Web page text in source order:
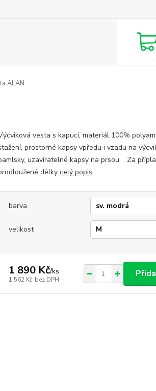
ALAN
vesta s kapucí, materiál 100%
prostorné kapsy vpředu i vzadu na
uzavíratelné kapsy na prsou. Za
délky celý popis
barva
velikost
1 890 Kč/ks
1 562 Kč bez DPH